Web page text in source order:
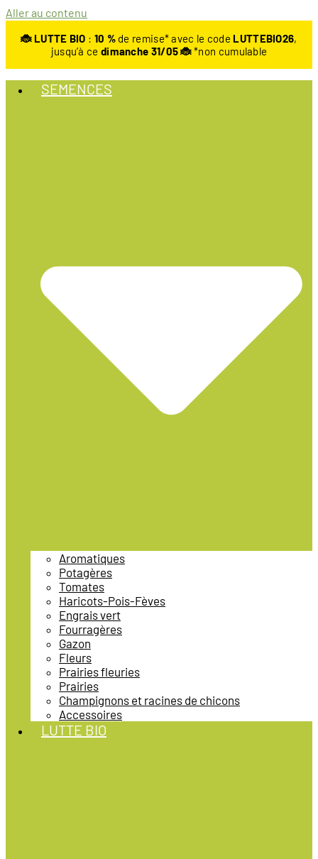
Aller au contenu
🐞 LUTTE BIO : 10 %de remise* avec le code LUTTEBIO26,
jusqu’à ce dimanche 31/05 🐞*non cumulable
SEMENCES
Aromatiques
Potagères
Tomates
Haricots-Pois-Fèves
Engrais vert
Fourragères
Gazon
Fleurs
Prairies fleuries
Prairies
Champignons et racines de chicons
Accessoires
LUTTE BIO